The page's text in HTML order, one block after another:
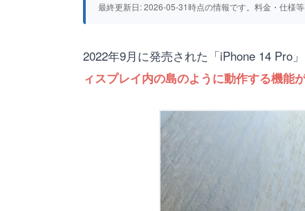
最終更新日: 2026-05-31時点の情報です。料金・仕様
2022年9月に発売された「iPhone 14 Pro
ィスプレイ内の島のように動作する機能